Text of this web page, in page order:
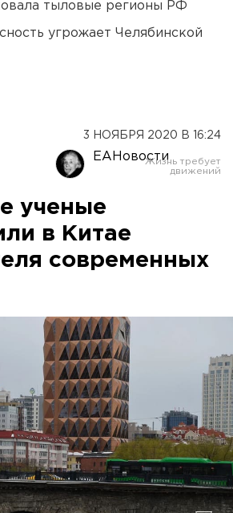
тыловые регионы РФ
угрожает Челябинской
3 НОЯБРЯ 2020 В 16:24
ЕАНовости
ученые
в Китае
современных